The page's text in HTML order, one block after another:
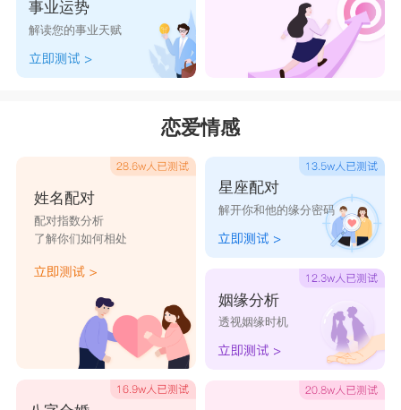
事业运势
解读您的事业天赋
恋爱情感
姓名配对
配对指数分析
了解你们如何相处
星座配对
解开你和他的缘分密码
姻缘分析
透视姻缘时机